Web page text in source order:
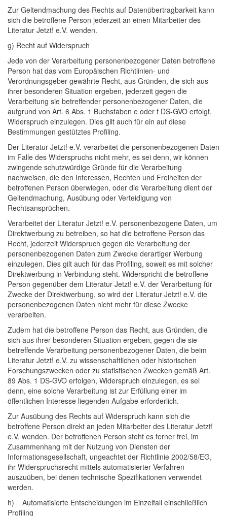
Zur Geltendmachung des Rechts auf Datenübertragbarkeit kann
sich die betroffene Person jederzeit an einen Mitarbeiter des
Literatur Jetzt! e.V. wenden.
g) Recht auf Widerspruch
Jede von der Verarbeitung personenbezogener Daten betroffene
Person hat das vom Europäischen Richtlinien- und
Verordnungsgeber gewährte Recht, aus Gründen, die sich aus
ihrer besonderen Situation ergeben, jederzeit gegen die
Verarbeitung sie betreffender personenbezogener Daten, die
aufgrund von Art. 6 Abs. 1 Buchstaben e oder f DS-GVO erfolgt,
Widerspruch einzulegen. Dies gilt auch für ein auf diese
Bestimmungen gestütztes Profiling.
Der Literatur Jetzt! e.V. verarbeitet die personenbezogenen Daten
im Falle des Widerspruchs nicht mehr, es sei denn, wir können
zwingende schutzwürdige Gründe für die Verarbeitung
nachweisen, die den Interessen, Rechten und Freiheiten der
betroffenen Person überwiegen, oder die Verarbeitung dient der
Geltendmachung, Ausübung oder Verteidigung von
Rechtsansprüchen.
Verarbeitet der Literatur Jetzt! e.V. personenbezogene Daten, um
Direktwerbung zu betreiben, so hat die betroffene Person das
Recht, jederzeit Widerspruch gegen die Verarbeitung der
personenbezogenen Daten zum Zwecke derartiger Werbung
einzulegen. Dies gilt auch für das Profiling, soweit es mit solcher
Direktwerbung in Verbindung steht. Widerspricht die betroffene
Person gegenüber dem Literatur Jetzt! e.V. der Verarbeitung für
Zwecke der Direktwerbung, so wird der Literatur Jetzt! e.V. die
personenbezogenen Daten nicht mehr für diese Zwecke
verarbeiten.
Zudem hat die betroffene Person das Recht, aus Gründen, die
sich aus ihrer besonderen Situation ergeben, gegen die sie
betreffende Verarbeitung personenbezogener Daten, die beim
Literatur Jetzt! e.V. zu wissenschaftlichen oder historischen
Forschungszwecken oder zu statistischen Zwecken gemäß Art.
89 Abs. 1 DS-GVO erfolgen, Widerspruch einzulegen, es sei
denn, eine solche Verarbeitung ist zur Erfüllung einer im
öffentlichen Interesse liegenden Aufgabe erforderlich.
Zur Ausübung des Rechts auf Widerspruch kann sich die
betroffene Person direkt an jeden Mitarbeiter des Literatur Jetzt!
e.V. wenden. Der betroffenen Person steht es ferner frei, im
Zusammenhang mit der Nutzung von Diensten der
Informationsgesellschaft, ungeachtet der Richtlinie 2002/58/EG,
ihr Widerspruchsrecht mittels automatisierter Verfahren
auszuüben, bei denen technische Spezifikationen verwendet
werden.
h) Automatisierte Entscheidungen im Einzelfall einschließlich
Profiling